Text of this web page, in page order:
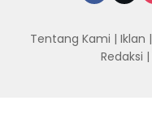
Tentang Kami | Iklan |
Redaksi |